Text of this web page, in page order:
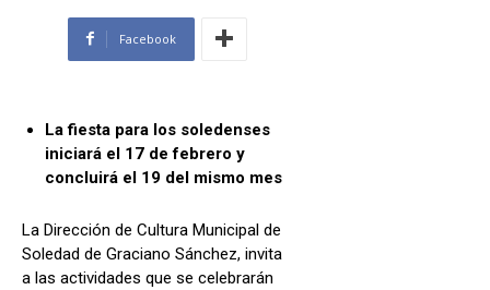
Facebook
La fiesta para los soledenses
iniciará el 17 de febrero y
concluirá el 19 del mismo mes
La Dirección de Cultura Municipal de
Soledad de Graciano Sánchez, invita
a las actividades que se celebrarán